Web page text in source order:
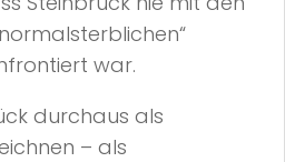
war.
durchaus als
– als